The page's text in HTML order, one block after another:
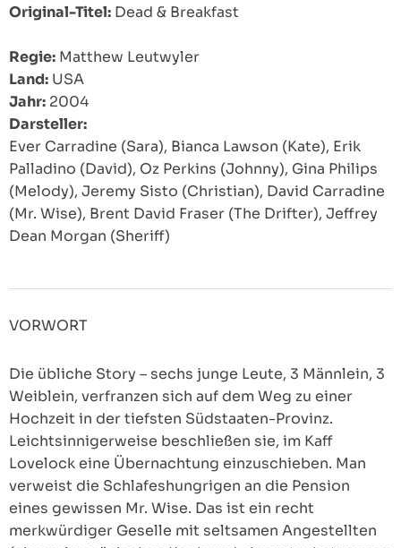
Original-Titel: Dead & Breakfast
Regie: Matthew Leutwyler
Land: USA
Jahr: 2004
Darsteller:
Ever Carradine (Sara), Bianca Lawson (Kate), Erik
Palladino (David), Oz Perkins (Johnny), Gina Philips
(Melody), Jeremy Sisto (Christian), David Carradine
(Mr. Wise), Brent David Fraser (The Drifter), Jeffrey
Dean Morgan (Sheriff)
VORWORT
Die übliche Story – sechs junge Leute, 3 Männlein, 3
Weiblein, verfranzen sich auf dem Weg zu einer
Hochzeit in der tiefsten Südstaaten-Provinz.
Leichtsinnigerweise beschließen sie, im Kaff
Lovelock eine Übernachtung einzuschieben. Man
verweist die Schlafeshungrigen an die Pension
eines gewissen Mr. Wise. Das ist ein recht
merkwürdiger Geselle mit seltsamen Angestellten